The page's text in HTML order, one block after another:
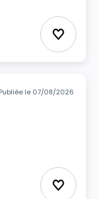
Ajouter
Publiée le 07/08/2026
Ajouter